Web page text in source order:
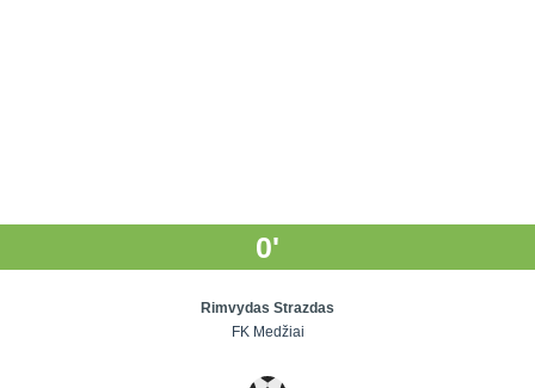
0'
Rimvydas Strazdas
FK Medžiai